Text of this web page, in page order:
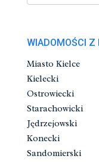
WIADOMOŚCI Z
Miasto Kielce
Kielecki
Ostrowiecki
Starachowicki
Jędrzejowski
Konecki
Sandomierski